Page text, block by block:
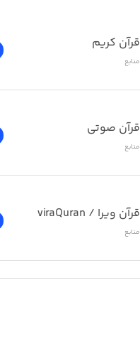
قرآن کریم
منابع
قرآن صوتی
منابع
قرآن ویرا / viraQuran
منابع